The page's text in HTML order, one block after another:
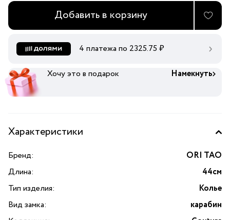
Добавить в корзину
4 платежа по 2325.75 ₽
Хочу это в подарок Намекнуть
Характеристики
Бренд:
ORI TAO
Длина:
44см
Тип изделия:
Колье
Вид замка:
карабин